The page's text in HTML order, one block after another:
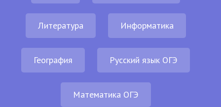
Литература Информатика
География Русский язык ОГЭ
Математика ОГЭ